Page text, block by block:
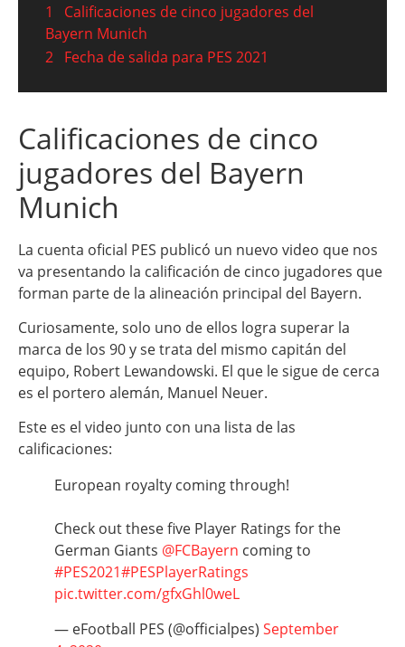
1
Calificaciones de cinco jugadores del
Bayern Munich
2 Fecha de salida para PES 2021
Calificaciones de cinco
jugadores del Bayern
Munich
La cuenta oficial PES publicó un nuevo video que nos
va presentando la calificación de cinco jugadores que
forman parte de la alineación principal del Bayern.
Curiosamente, solo uno de ellos logra superar la
marca de los 90 y se trata del mismo capitán del
equipo, Robert Lewandowski. El que le sigue de cerca
es el portero alemán, Manuel Neuer.
Este es el video junto con una lista de las
calificaciones:
European royalty coming through!
Check out these five Player Ratings for the
German Giants @FCBayern coming to
#PES2021#PESPlayerRatings
pic.twitter.com/gfxGhl0weL
— eFootball PES (@officialpes) September